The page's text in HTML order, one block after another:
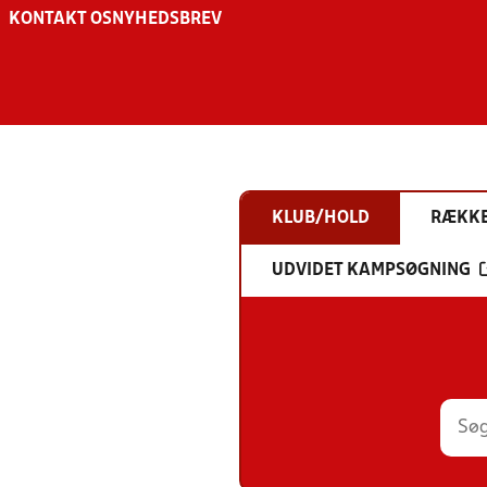
KONTAKT OS NYHEDSBREV
KLUB/HOLD
UDVIDET KAMPSØGNING